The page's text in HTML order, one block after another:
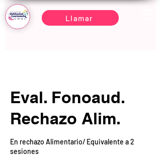
Llamar
Eval. Fonoaud.
Rechazo Alim.
En rechazo Alimentario/ Equivalente a 2
sesiones